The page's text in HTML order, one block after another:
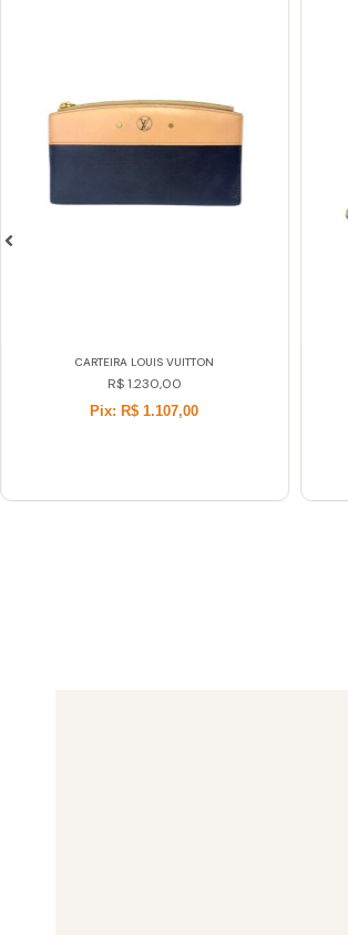
CARTEIRA LOUIS VUITTON
R$1.230,00
Pix: R$ 1.107,00